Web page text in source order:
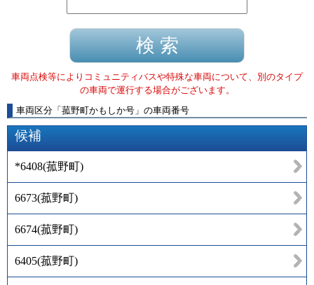
車両点検等によりコミュニティバスや特殊な車両について、別のタイプ
の車両で運行する場合がございます。
車両区分 「 菰野町かもしか号 」 の車両番号
候補
*6408(菰野町)
6673(菰野町)
6674(菰野町)
6405(菰野町)